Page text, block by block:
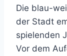
Die blau-
der Stadt
spielenden
Vor dem